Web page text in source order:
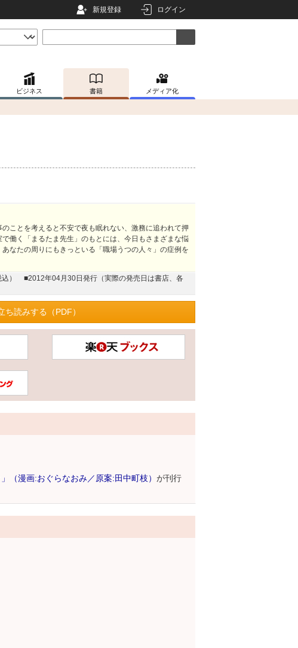
新規登録 ログイン
ビジネス 書籍 メディア化
ことを考えると不安で夜も眠れない、激務に追われて押
働く「まるたま先生」のもとには、今日もさまざまな悩
なたの周りにもきっといる「職場うつの人々」の症例を
）
■2012年04月30日発行（実際の発売日は書店、各
ち読みする（PDF）
」（漫画:おぐらなおみ／原案:田中町枝） が刊行